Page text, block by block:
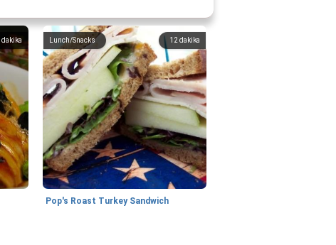
dakika 12 dakika
Lunch/Snacks
Pop's Roast Turkey Sandwich